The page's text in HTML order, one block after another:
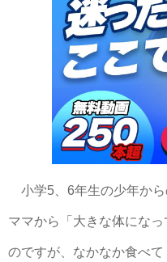
小学5、6年生の少年か
ママから「大きな体にな
のですが、なかなか食べ